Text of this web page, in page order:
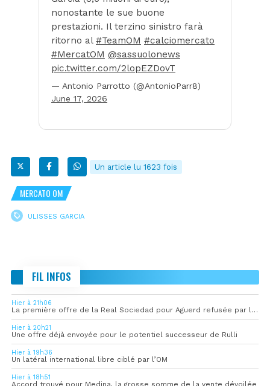
nonostante le sue buone
prestazioni. Il terzino sinistro farà
ritorno al #TeamOM #calciomercato
#MercatOM @sassuolonews
pic.twitter.com/2lopEZDovT
— Antonio Parrotto (@AntonioParr8)
June 17, 2026
Un article lu 1623 fois
MERCATO OM
ULISSES GARCIA
FIL INFOS
Hier à 21h06
La première offre de la Real Sociedad pour Aguerd refusée par l’OM
Hier à 20h21
Une offre déjà envoyée pour le potentiel successeur de Rulli
Hier à 19h36
Un latéral international libre ciblé par l’OM
Hier à 18h51
Accord trouvé pour Medina, la grosse somme de la vente dévoilée